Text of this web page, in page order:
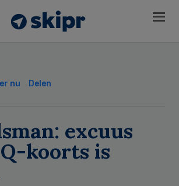
nu Delen
excuus
koorts is